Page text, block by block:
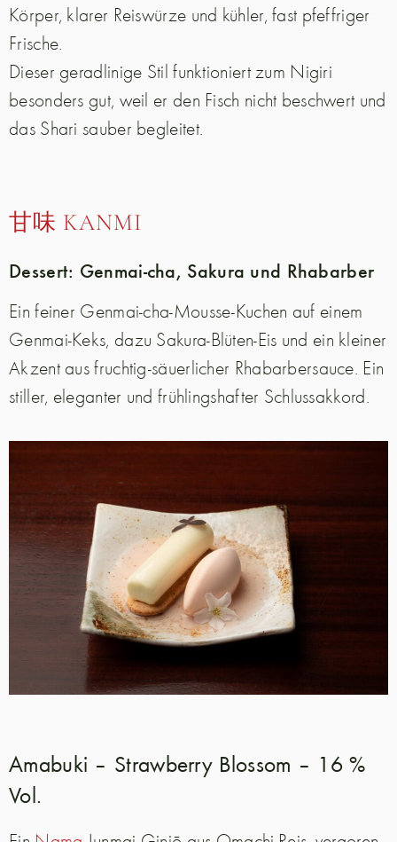
Körper, klarer Reiswürze und kühler, fast pfeffriger
Frische.
Dieser geradlinige Stil funktioniert zum Nigiri
besonders gut, weil er den Fisch nicht beschwert und
das Shari sauber begleitet.
甘味 KANMI
Dessert: Genmai-cha, Sakura und Rhabarber
Ein feiner Genmai-cha-Mousse-Kuchen auf einem
Genmai-Keks, dazu Sakura-Blüten-Eis und ein kleiner
Akzent aus fruchtig-säuerlicher Rhabarbersauce. Ein
stiller, eleganter und frühlingshafter Schlussakkord.
Amabuki – Strawberry Blossom – 16 %
Vol.